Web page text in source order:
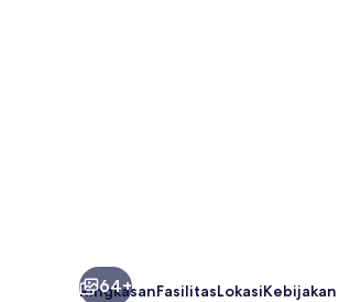
64+
RingkasanFasilitasLokasiKebijakan